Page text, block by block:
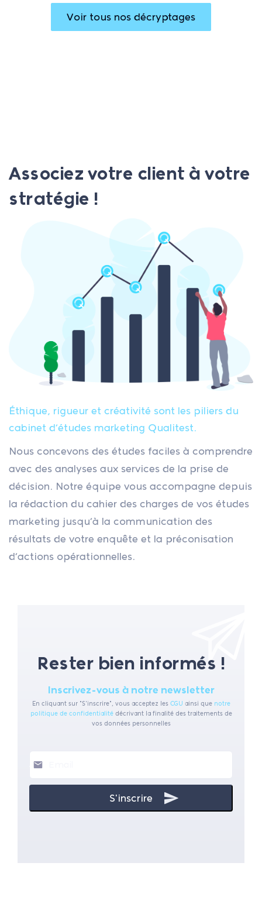
Voir tous nos décryptages
Associez votre client à votre
stratégie !
Éthique, rigueur et créativité sont les piliers du
cabinet d’études marketing Qualitest.
Nous concevons des études faciles à comprendre
avec des analyses aux services de la prise de
décision. Notre équipe vous accompagne depuis
la rédaction du cahier des charges de vos études
marketing jusqu’à la communication des
résultats de votre enquête et la préconisation
d’actions opérationnelles.
Rester bien informés !
Inscrivez-vous à notre newsletter
En cliquant sur "S'inscrire", vous acceptez les CGU ainsi que notre
politique de confidentialitédécrivant la finalité des traitements de
vos données personnelles